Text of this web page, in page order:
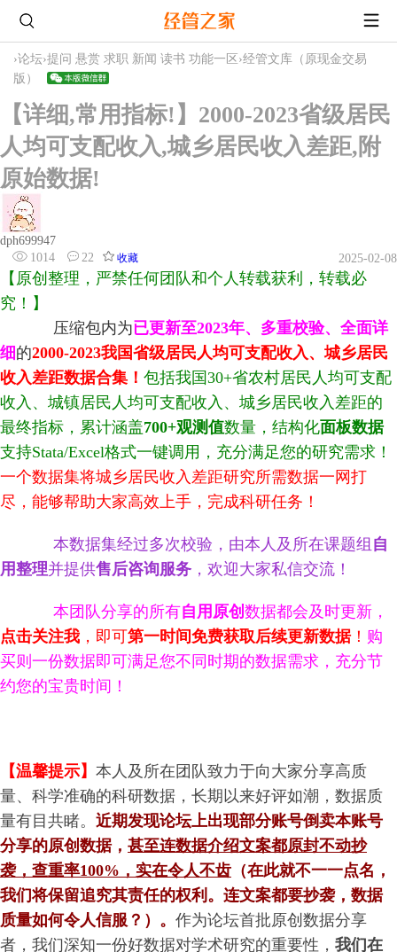
›论坛›提问 悬赏 求职 新闻 读书 功能一区 ›经管文库（原现金交易
版）
【详细,常用指标!】2000-2023省级居民
人均可支配收入,城乡居民收入差距,附
原始数据!
dph699947
1014
22 收藏 2025-02-08
【原创整理，严禁任何团队和个人转载获利，转载必
究！】
压缩包内为已更新至2023年、多重校验、全面详
细 的2000-2023我国省级居民人均可支配收入、城乡居民
收入差距数据合集！ 包括我国30+省农村居民人均可支配
收入、城镇居民人均可支配收入、城乡居民收入差距的
最终指标，累计涵盖700+观测值数量，结构化面板数据
支持Stata/Excel格式一键调用，充分满足您的研究需求！
一个数据集将城乡居民收入差距研究所需数据一网打
尽，能够帮助大家高效上手，完成科研任务！
本数据集经过多次校验，由本人及所在课题组 自
用整理并提供售后咨询服务 ，欢迎大家私信交流！
本团队分享的所有自用原创 数据都会及时更新，
点击关注我 ，即可第一时间免费获取后续更新数据！ 购
买则一份数据即可满足您不同时期的数据需求，充分节
约您的宝贵时间！
【温馨提示】 本人及所在团队致力于向大家分享高质
量、科学准确的科研数据，长期以来好评如潮，数据质
量有目共睹。 近期发现论坛上出现部分账号倒卖本账号
分享的原创数据， 甚至连数据介绍文案都原封不动抄
袭，查重率100%，实在令人不齿 （在此就不一一点名，
我们将保留追究其责任的权利。 连文案都要抄袭，数据
质量如何令人信服？ ）。 作为论坛首批原创数据分享
者，我们深知一份好数据对学术研究的重要性， 我们在